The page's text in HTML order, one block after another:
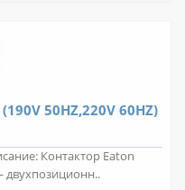
50HZ,220V 60HZ)
Контактор Eaton
двухпозиционн..